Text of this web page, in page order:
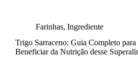
Farinhas, Ingrediente
Trigo Sarraceno: Guia Completo para
Beneficiar da Nutrição desse